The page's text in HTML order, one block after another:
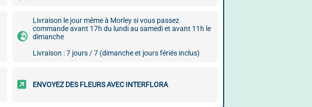
Livraison le jour même à Morley si vous passez
commande avant 17h du lundi au samedi et avant 11h le
dimanche
Livraison : 7 jours / 7 (dimanche et jours fériés inclus)
ENVOYEZ DES FLEURS AVEC INTERFLORA